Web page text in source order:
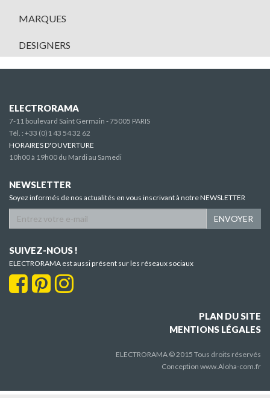
MARQUES
DESIGNERS
ELECTRORAMA
7-11 boulevard Saint Germain - 75005 PARIS
Tél. : +33 (0)1 43 54 32 62
HORAIRES D'OUVERTURE
10h00 à 19h00 du Mardi au Samedi
NEWSLETTER
Soyez informés de nos actualités en vous inscrivant à notre NEWSLETTER
ENVOYER
SUIVEZ-NOUS !
ELECTRORAMA est aussi présent sur les réseaux sociaux
PLAN DU SITE
MENTIONS LÉGALES
ELECTRORAMA © 2015 Tous droits réservés
Conception www.Aloha-com.fr